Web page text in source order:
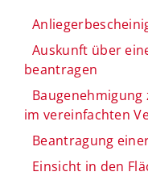
Auskunft über
beantragen
im vereinfachten
Beantragung
Einsicht in den